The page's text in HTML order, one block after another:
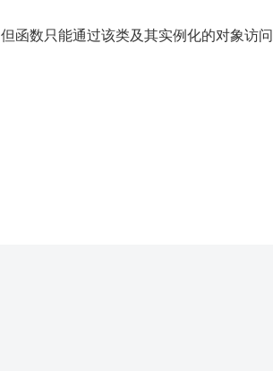
函数只能通过该类及其实例化的对象访问